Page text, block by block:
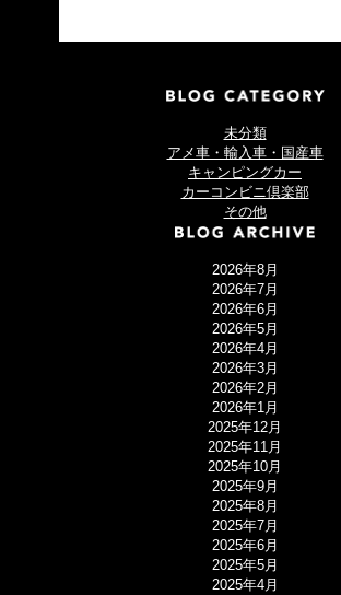
未分類
アメ車・輸入車・国産車
キャンピングカー
カーコンビニ倶楽部
その他
2026年8月
2026年7月
2026年6月
2026年5月
2026年4月
2026年3月
2026年2月
2026年1月
2025年12月
2025年11月
2025年10月
2025年9月
2025年8月
2025年7月
2025年6月
2025年5月
2025年4月